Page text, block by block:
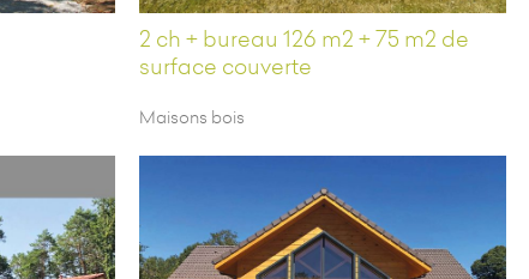
2 ch + bureau 126 m2 + 75 m2 de
surface couverte
Maisons bois